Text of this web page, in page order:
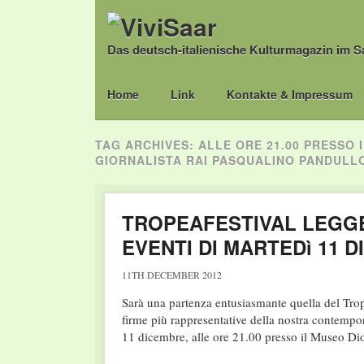
Das deutsch-italienische Kulturmagazin im
Main menu
Skip
Home Link Kontakte & Impressum
TAG ARCHIVES: ALLE ORE 21.00 PRESSO
GIORNALISTA RAI PASQUALINO
TROPEAFESTIVAL
EVENTI DI MARTEDì 11
11TH DECEMBER 2012
Sarà una partenza entusiasmante quella del
firme più rappresentative della nostra
11 dicembre, alle ore 21.00 presso il Museo